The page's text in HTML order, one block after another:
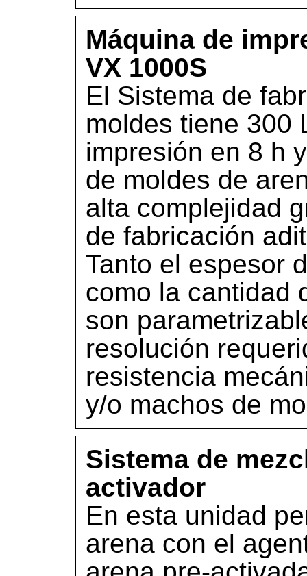
Máquina de
VX 1000S
El Sistema de
moldes tiene 300
impresión en 8 h
de moldes de
alta complejidad
de fabricación
Tanto el espesor
como la cantidad
son
resolución
resistencia
y/o machos de
Sistema de
activador
En esta unidad
arena con el